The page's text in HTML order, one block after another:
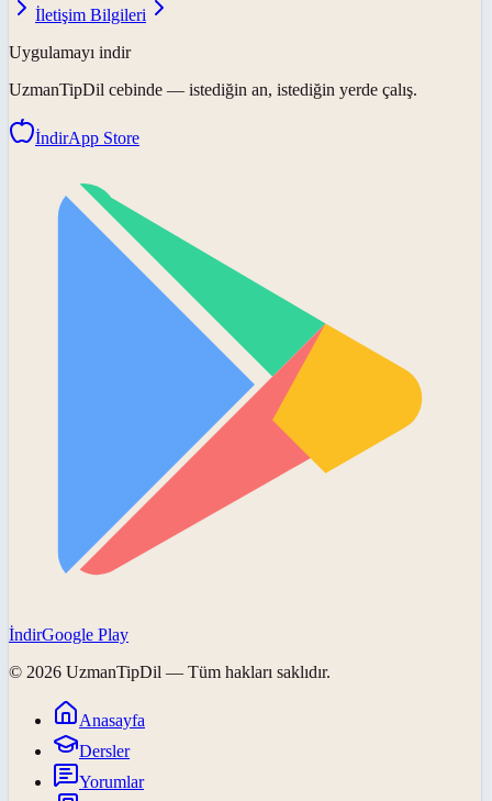
İletişim Bilgileri
Uygulamayı indir
UzmanTipDil cebinde — istediğin an, istediğin yerde çalış.
İndirApp Store
İndirGoogle Play
© 2026 UzmanTipDil — Tüm hakları saklıdır.
Anasayfa
Dersler
Yorumlar